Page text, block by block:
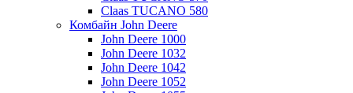
Claas TUCANO 580
Комбайн John Deere
John Deere 1000
John Deere 1032
John Deere 1042
John Deere 1052